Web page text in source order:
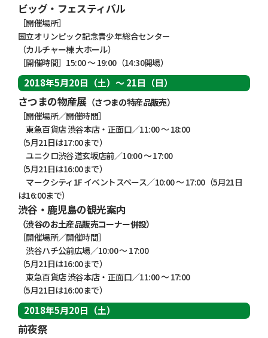
ビッグ・フェスティバル
［開催場所］
国立オリンピック記念青少年総合センター
（カルチャー棟 大ホール）
［開催時間］15:00 ～ 19:00（14:30開場）
2018年5月20日（土）～ 21日（日）
さつまの物産展（さつまの特産品販売）
［開催場所／開催時間］
東急百貨店 渋谷本店・正面口／11:00 ～ 18:00
（5月21日は17:00まで）
ユニクロ渋谷道玄坂店前／10:00 ～ 17:00
（5月21日は16:00まで）
マークシティ1F イベントスペース／10:00 ～ 17:00（5月21日
は16:00まで）
渋谷・鹿児島の観光案内
（渋谷のお土産品販売コーナー併設）
［開催場所／開催時間］
渋谷ハチ公前広場／10:00 ～ 17:00
（5月21日は16:00まで）
東急百貨店 渋谷本店・正面口／11:00 ～ 17:00
（5月21日は16:00まで）
2018年5月20日（土）
前夜祭